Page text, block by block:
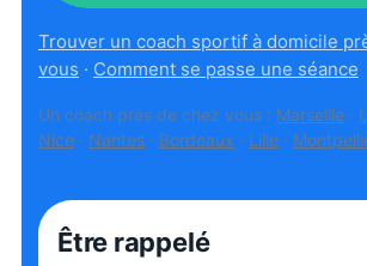
Trouver un coach sportif à domicile
vous · Comment se passe une séance
Un coach près de chez vous : Marseille ·
Nice · Nantes · Bordeaux · Lille ·
Être rappelé